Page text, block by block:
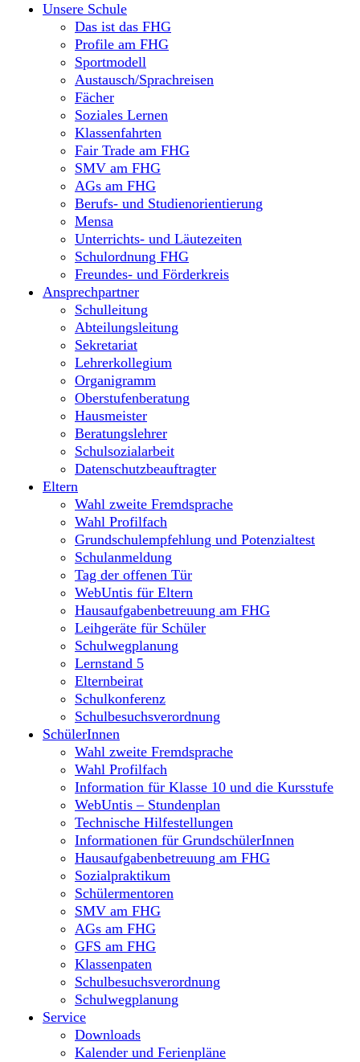
Unsere Schule
Das ist das FHG
Profile am FHG
Sportmodell
Austausch/Sprachreisen
Fächer
Soziales Lernen
Klassenfahrten
Fair Trade am FHG
SMV am FHG
AGs am FHG
Berufs- und Studienorientierung
Mensa
Unterrichts- und Läutezeiten
Schulordnung FHG
Freundes- und Förderkreis
Ansprechpartner
Schulleitung
Abteilungsleitung
Sekretariat
Lehrerkollegium
Organigramm
Oberstufenberatung
Hausmeister
Beratungslehrer
Schulsozialarbeit
Datenschutzbeauftragter
Eltern
Wahl zweite Fremdsprache
Wahl Profilfach
Grundschulempfehlung und Potenzialtest
Schulanmeldung
Tag der offenen Tür
WebUntis für Eltern
Hausaufgabenbetreuung am FHG
Leihgeräte für Schüler
Schulwegplanung
Lernstand 5
Elternbeirat
Schulkonferenz
Schulbesuchsverordnung
SchülerInnen
Wahl zweite Fremdsprache
Wahl Profilfach
Information für Klasse 10 und die Kursstufe
WebUntis – Stundenplan
Technische Hilfestellungen
Informationen für GrundschülerInnen
Hausaufgabenbetreuung am FHG
Sozialpraktikum
Schülermentoren
SMV am FHG
AGs am FHG
GFS am FHG
Klassenpaten
Schulbesuchsverordnung
Schulwegplanung
Service
Downloads
Kalender und Ferienpläne